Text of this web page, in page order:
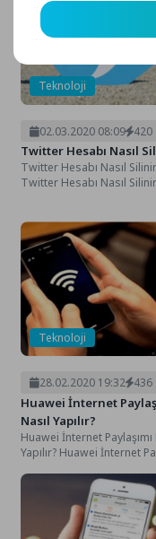
Teknoloji
02.03.2020 08:09 420
Twitter Hesabı Nasıl
Twitter Hesabı Nasıl
Twitter Hesabı Nasıl
Teknoloji
28.02.2020 19:32 436
Huawei İnternet
Nasıl Yapılır?
Huawei İnternet Paylaşımı
Yapılır? Huawei İnternet
insanların vazgeçemediği